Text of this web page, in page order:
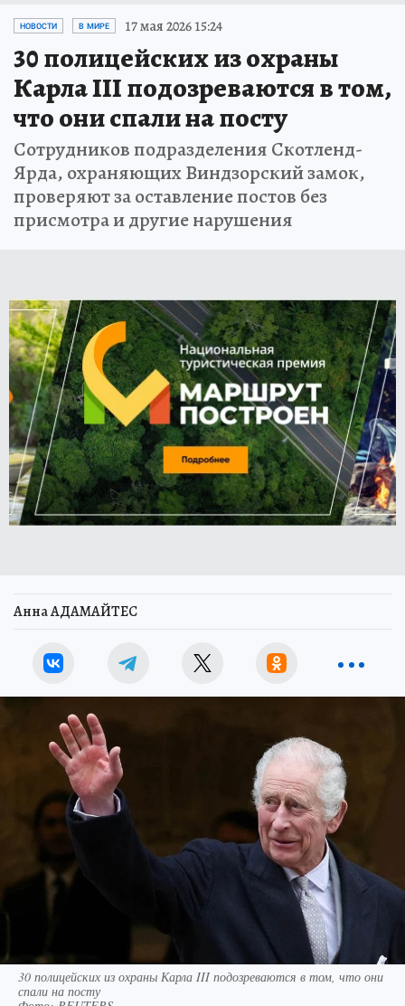
НОВОСТИ В МИРЕ 17 мая 2026 15:24
30 полицейских из охраны
Карла III подозреваются в том,
что они спали на посту
Сотрудников подразделения Скотленд-
Ярда, охраняющих Виндзорский замок,
проверяют за оставление постов без
присмотра и другие нарушения
Анна АДАМАЙТЕС
30 полицейских из охраны Карла III подозреваются в том, что они
спали на посту